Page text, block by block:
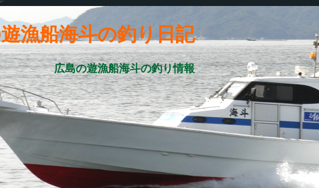
漁船海斗の釣り日記
広島の遊漁船海斗の釣り情報